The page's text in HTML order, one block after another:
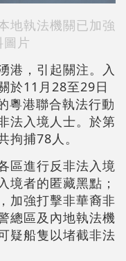
地執法機關已加強
片
港，引起關注。入
於11月28至29日
粵港聯合執法行動
法入境人士。於第
拘捕78人。
區進行反非法入境
境者的匿藏黑點；
加強打擊非華裔非
總區及內地執法機
疑船隻以堵截非法